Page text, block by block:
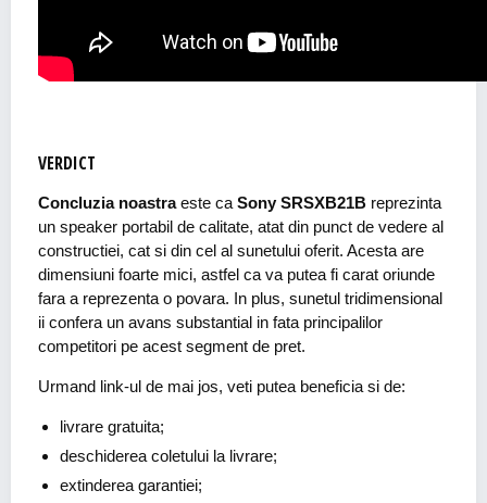
VERDICT
Concluzia noastraeste ca Sony SRSXB21B reprezinta
un speaker portabil de calitate, atat din punct de vedere al
constructiei, cat si din cel al sunetului oferit. Acesta are
dimensiuni foarte mici, astfel ca va putea fi carat oriunde
fara a reprezenta o povara. In plus, sunetul tridimensional
ii confera un avans substantial in fata principalilor
competitori pe acest segment de pret.
Urmand link-ul de mai jos, veti putea beneficia si de:
livrare gratuita;
deschiderea coletului la livrare;
extinderea garantiei;